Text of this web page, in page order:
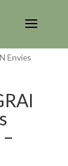
Envies